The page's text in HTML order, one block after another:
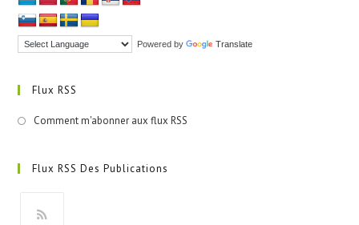
Powered by Translate
Flux RSS
Comment m'abonner aux flux RSS
Flux RSS Des Publications